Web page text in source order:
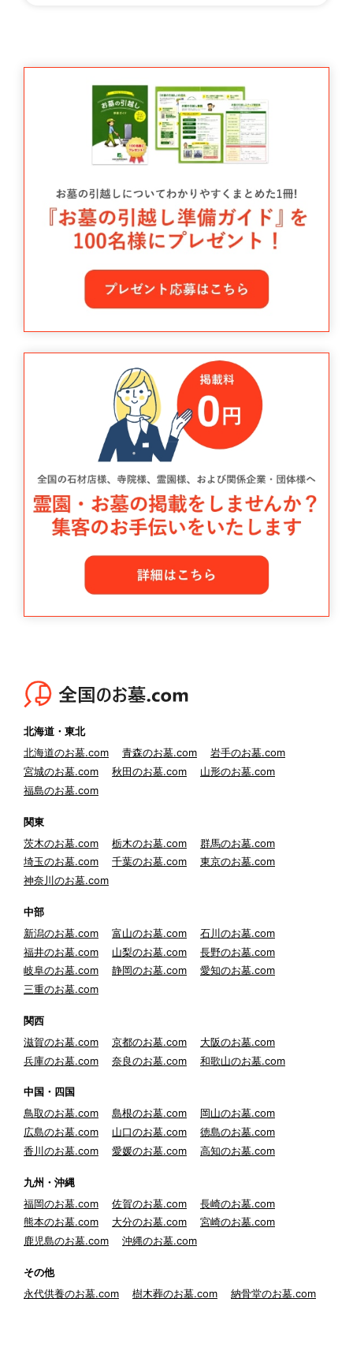
北海道・東北
北海道のお墓.com
青森のお墓.com
岩手のお墓.com
宮城のお墓.com
秋田のお墓.com
山形のお墓.com
福島のお墓.com
関東
茨木のお墓.com
栃木のお墓.com
群馬のお墓.com
埼玉のお墓.com
千葉のお墓.com
東京のお墓.com
神奈川のお墓.com
中部
新潟のお墓.com
富山のお墓.com
石川のお墓.com
福井のお墓.com
山梨のお墓.com
長野のお墓.com
岐阜のお墓.com
静岡のお墓.com
愛知のお墓.com
三重のお墓.com
関西
滋賀のお墓.com
京都のお墓.com
大阪のお墓.com
兵庫のお墓.com
奈良のお墓.com 和歌山のお墓.com
中国・四国
鳥取のお墓.com
島根のお墓.com
岡山のお墓.com
広島のお墓.com
山口のお墓.com
徳島のお墓.com
香川のお墓.com
愛媛のお墓.com 高知のお墓.com
九州・沖縄
福岡のお墓.com
佐賀のお墓.com
長崎のお墓.com
熊本のお墓.com
大分のお墓.com
宮崎のお墓.com
鹿児島のお墓.com
沖縄のお墓.com
その他
永代供養のお墓.com
樹木葬のお墓.com 納骨堂のお墓.com